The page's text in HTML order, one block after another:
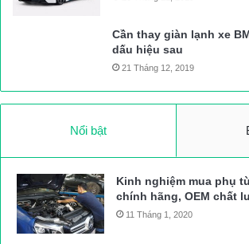
Cần thay giàn lạnh xe
dấu hiệu sau
21 Tháng 12, 2019
Nổi bật
Kinh nghiệm mua phụ
chính hãng, OEM chất
11 Tháng 1, 2020